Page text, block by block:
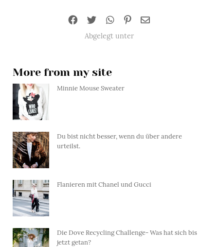
Abgelegt unter
More from my site
Minnie Mouse Sweater
Du bist nicht besser, wenn du über andere
urteilst.
Flanieren mit Chanel und Gucci
Die Dove Recycling Challenge- Was hat sich bis
jetzt getan?